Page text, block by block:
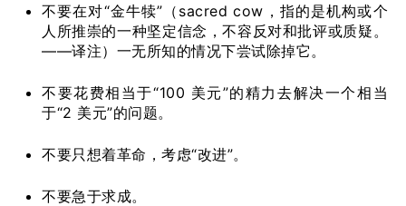
不要在对“金牛犊”（sacred cow，指的是机构或个
人所推崇的一种坚定信念，不容反对和批评或质疑。
——译注）一无所知的情况下尝试除掉它。
不要花费相当于“100 美元”的精力去解决一个相当
于“2 美元”的问题。
不要只想着革命，考虑“改进”。
不要急于求成。